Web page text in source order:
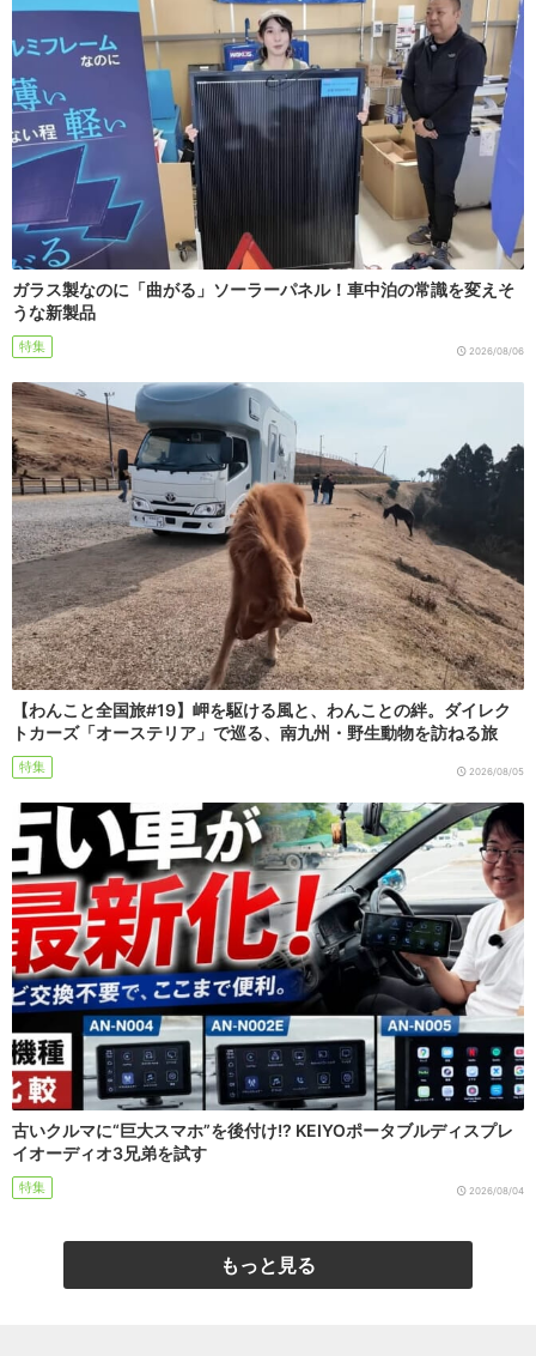
ガラス製なのに「曲がる」ソーラーパネル！車中泊の常識を変えそ
うな新製品
特集 2026/08/06
【わんこと全国旅#19】岬を駆ける風と、わんことの絆。ダイレク
トカーズ「オーステリア」で巡る、南九州・野生動物を訪ねる旅
特集 2026/08/05
古いクルマに“巨大スマホ”を後付け!? KEIYOポータブルディスプレ
イオーディオ3兄弟を試す
特集 2026/08/04
もっと見る